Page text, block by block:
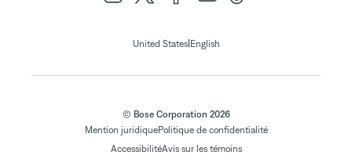
United States|English
© Bose Corporation 2026
Mention juridiquePolitique de confidentialité
AccessibilitéAvis sur les témoins